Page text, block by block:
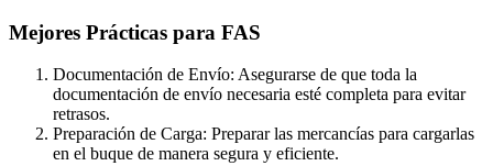
Mejores Prácticas para FAS
Documentación de Envío: Asegurarse de que toda la
documentación de envío necesaria esté completa para evitar
retrasos.
Preparación de Carga: Preparar las mercancías para cargarlas
en el buque de manera segura y eficiente.